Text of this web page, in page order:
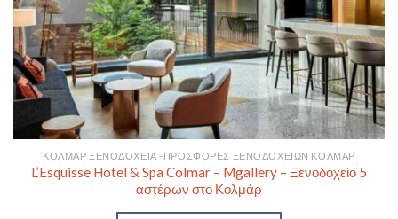
ΚΌΛΜΑΡ ΞΕΝΟΔΟΧΕΊΑ -ΠΡΟΣΦΟΡΈΣ ΞΕΝΟΔΟΧΕΊΩΝ ΚΟΛΜΆΡ
L’Esquisse Hotel & Spa Colmar – Mgallery – Ξενοδοχείο 5
αστέρων στο Κολμάρ